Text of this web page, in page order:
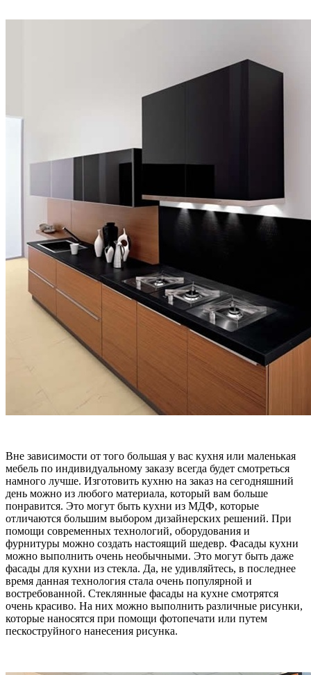
Вне зависимости от того большая у вас кухня или маленькая
мебель по индивидуальному заказу всегда будет смотреться
намного лучше. Изготовить кухню на заказ на сегодняшний
день можно из любого материала, который вам больше
понравится. Это могут быть кухни из МДФ, которые
отличаются большим выбором дизайнерских решений. При
помощи современных технологий, оборудования и
фурнитуры можно создать настоящий шедевр. Фасады кухни
можно выполнить очень необычными. Это могут быть даже
фасады для кухни из стекла. Да, не удивляйтесь, в последнее
время данная технология стала очень популярной и
востребованной. Стеклянные фасады на кухне смотрятся
очень красиво. На них можно выполнить различные рисунки,
которые наносятся при помощи фотопечати или путем
пескоструйного нанесения рисунка.